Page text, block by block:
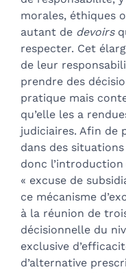
morales, éthiques
autant de devoirs
respecter. Cet
de leur
prendre des
pratique mais
qu’elle les a
judiciaires. Afin de
dans des
donc
« excuse de
ce mécanisme
à la réunion de
décisionnelle du
exclusive
d’alternative